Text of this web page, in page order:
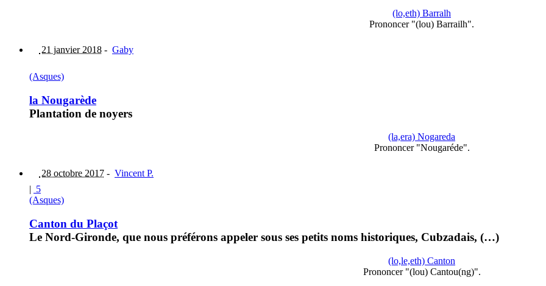
(lo,eth) Barralh
Prononcer "(lou) Barrailh".
21 janvier 2018 - Gaby
(Asques)
la Nougarède
Plantation de noyers
(la,era) Nogareda
Prononcer "Nougaréde".
28 octobre 2017 - Vincent P.
| 5
(Asques)
Canton du Plaçot
Le Nord-Gironde, que nous préférons appeler sous ses petits noms historiques, Cubzadais, (…)
(lo,le,eth) Canton
Prononcer "(lou) Cantou(ng)".